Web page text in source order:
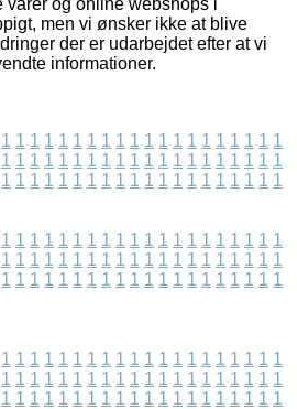
men vi ønsker ikke at blive
der er udarbejdet efter at vi
informationer.
1 1 1 1 1 1 1 1 1 1 1 1 1 1 1 1 1 1 1 1
1 1 1 1 1 1 1 1 1 1 1 1 1 1 1 1 1 1 1 1
1 1 1 1 1 1 1 1 1 1 1 1 1 1 1 1 1 1 1 1
1 1 1 1 1 1 1 1 1 1 1 1 1 1 1 1 1 1 1 1
1 1 1 1 1 1 1 1 1 1 1 1 1 1 1 1 1 1 1 1
1 1 1 1 1 1 1 1 1 1 1 1 1 1 1 1 1 1 1 1
1 1 1 1 1 1 1 1 1 1 1 1 1 1 1 1 1 1 1 1
1 1 1 1 1 1 1 1 1 1 1 1 1 1 1 1 1 1 1 1
1 1 1 1 1 1 1 1 1 1 1 1 1 1 1 1 1 1 1 1